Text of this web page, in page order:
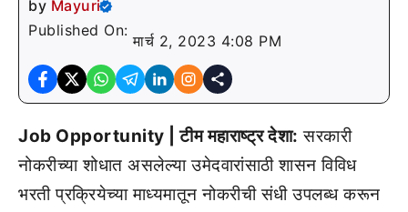
by Mayuri
Published On:
मार्च 2, 2023 4:08 PM
Job Opportunity | टीम महाराष्ट्र देशा: सरकारी
नोकरीच्या शोधात असलेल्या उमेदवारांसाठी शासन विविध
भरती प्रक्रियेच्या माध्यमातून नोकरीची संधी उपलब्ध करून